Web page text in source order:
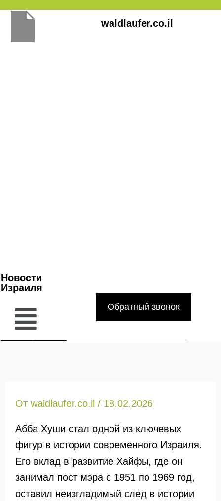
Перейти
содержимому
waldlaufer.co.il
Новости
Израиля
Обратный звонок
От waldlaufer.co.il / 18.02.2026
Абба Хуши стал одной из ключевых
фигур в истории современного Израиля.
Его вклад в развитие Хайфы, где он
занимал пост мэра с 1951 по 1969 год,
оставил неизгладимый след в истории